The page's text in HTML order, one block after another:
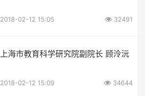
2018-02-12 15:05 32491
上海市教育科学研究院副院长 顾泠沅
2018-02-12 15:09 34644